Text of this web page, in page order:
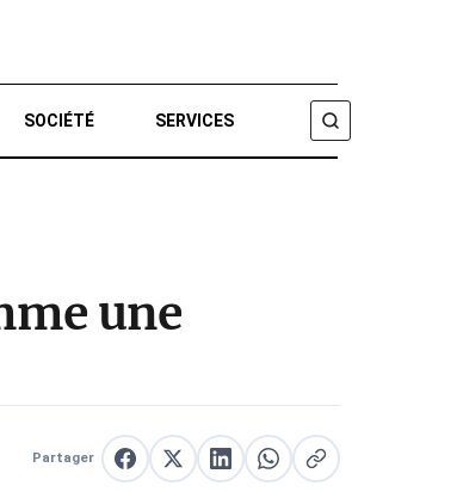
SOCIÉTÉ SERVICES
une
Partager Partager sur Facebook
Partager sur XPartager sur LinkedIn
Partager sur WhatsApp
Copier le lien